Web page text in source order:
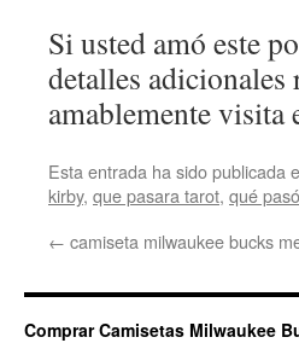
Si usted amó este
detalles adicionales
amablemente visita
Esta entrada ha sido publicada
kirby, que pasara tarot, qué
← camiseta milwaukee bucks
Comprar Camisetas Milwaukee